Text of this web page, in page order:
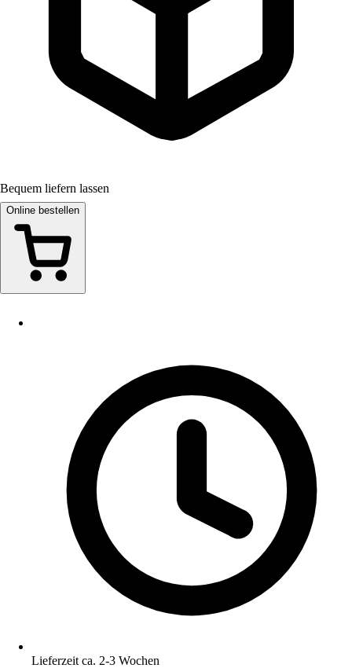
Bequem liefern lassen
Online bestellen
Lieferzeit ca. 2-3 Wochen